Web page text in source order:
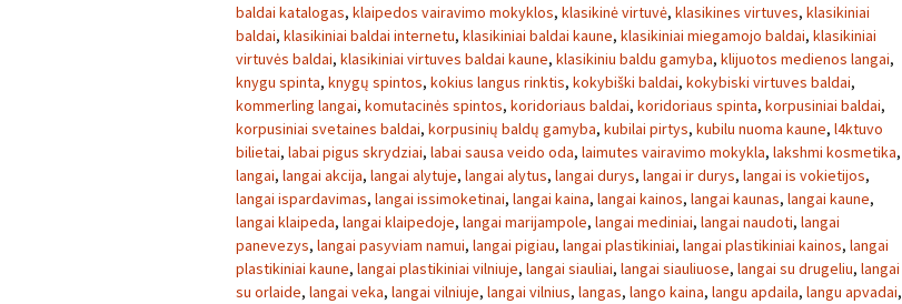
baldai katalogas, klaipedos vairavimo mokyklos, klasikinė virtuvė, klasikines virtuves, klasikiniai
baldai, klasikiniai baldai internetu, klasikiniai baldai kaune, klasikiniai miegamojo baldai, klasikiniai
virtuvės baldai, klasikiniai virtuves baldai kaune, klasikiniu baldu gamyba, klijuotos medienos langai,
knygu spinta, knygų spintos, kokius langus rinktis, kokybiški baldai, kokybiski virtuves baldai,
kommerling langai, komutacinės spintos, koridoriaus baldai, koridoriaus spinta, korpusiniai baldai,
korpusiniai svetaines baldai, korpusinių baldų gamyba, kubilai pirtys, kubilu nuoma kaune, l4ktuvo
bilietai, labai pigus skrydziai, labai sausa veido oda, laimutes vairavimo mokykla, lakshmi kosmetika,
langai, langai akcija, langai alytuje, langai alytus, langai durys, langai ir durys, langai is vokietijos,
langai ispardavimas, langai issimoketinai, langai kaina, langai kainos, langai kaunas, langai kaune,
langai klaipeda, langai klaipedoje, langai marijampole, langai mediniai, langai naudoti, langai
panevezys, langai pasyviam namui, langai pigiau, langai plastikiniai, langai plastikiniai kainos, langai
plastikiniai kaune, langai plastikiniai vilniuje, langai siauliai, langai siauliuose, langai su drugeliu, langai
su orlaide, langai veka, langai vilniuje, langai vilnius, langas, lango kaina, langu apdaila, langu apvadai,